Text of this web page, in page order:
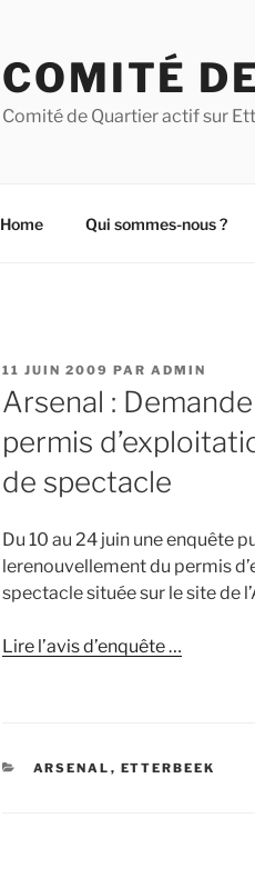
COMITÉ
Comité de Quartier actif sur
Home Qui sommes-nous ?
PUBLIÉ
LE
11 JUIN 2009 PAR ADMIN
Arsenal :
permis
de spectacle
Du 10 au 24 juin une enquête
lerenouvellement du permis
spectacle située sur le site de
Lire l’avis d’enquête …
CATÉGORIES
ARSENAL , ETTERBEEK